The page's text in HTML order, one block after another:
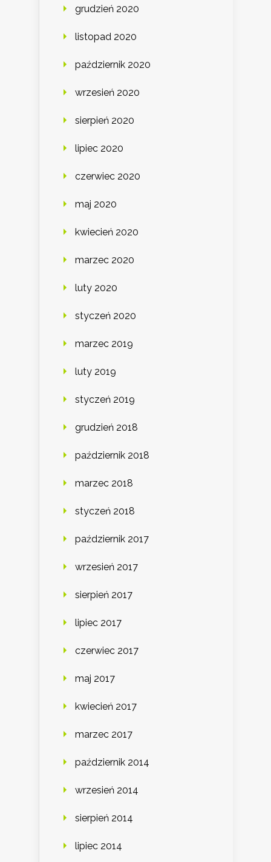
grudzień 2020
listopad 2020
październik 2020
wrzesień 2020
sierpień 2020
lipiec 2020
czerwiec 2020
maj 2020
kwiecień 2020
marzec 2020
luty 2020
styczeń 2020
marzec 2019
luty 2019
styczeń 2019
grudzień 2018
październik 2018
marzec 2018
styczeń 2018
październik 2017
wrzesień 2017
sierpień 2017
lipiec 2017
czerwiec 2017
maj 2017
kwiecień 2017
marzec 2017
październik 2014
wrzesień 2014
sierpień 2014
lipiec 2014